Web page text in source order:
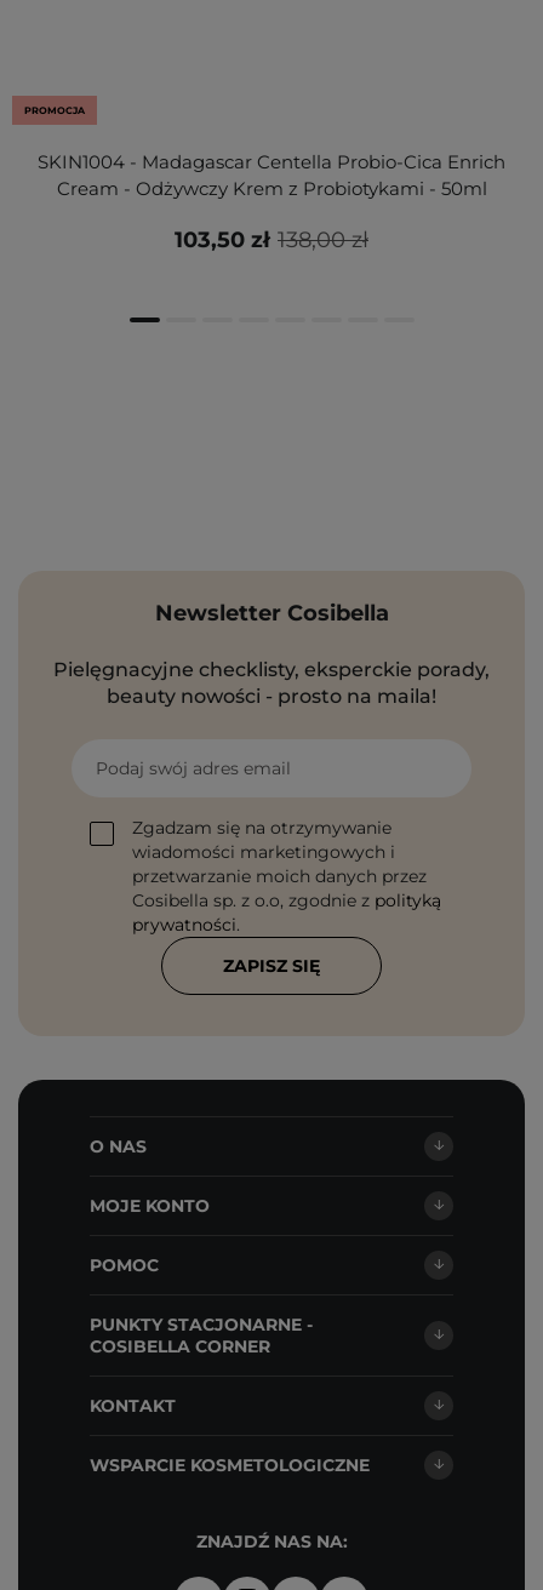
PROMOCJA
SKIN1004 - Madagascar Centella Probio-Cica Enrich
Cream - Odżywczy Krem z Probiotykami - 50ml
138,00 zł
103,50 zł
Newsletter Cosibella
Pielęgnacyjne checklisty, eksperckie porady,
beauty nowości - prosto na maila!
Podaj swój adres email
Zgadzam się na otrzymywanie
wiadomości marketingowych i
przetwarzanie moich danych przez
Cosibella sp. z o.o, zgodnie z polityką
prywatności.
ZAPISZ SIĘ
O NAS
MOJE KONTO
POMOC
PUNKTY STACJONARNE -
COSIBELLA CORNER
KONTAKT
WSPARCIE KOSMETOLOGICZNE
ZNAJDŹ NAS NA: